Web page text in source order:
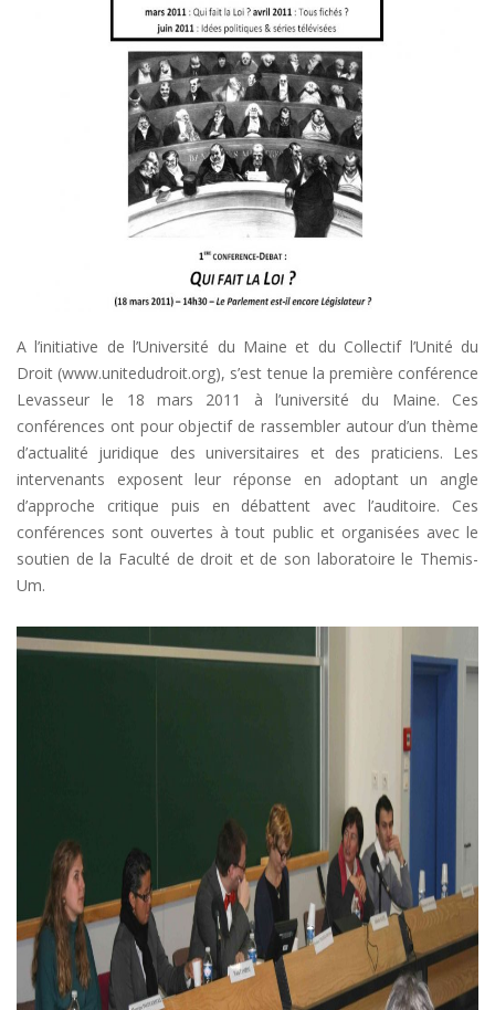
A l’initiative de l’Université du Maine et du Collectif l’Unité du
Droit (www.unitedudroit.org), s’est tenue la première conférence
Levasseur le 18 mars 2011 à l’université du Maine. Ces
conférences ont pour objectif de rassembler autour d’un thème
d’actualité juridique des universitaires et des praticiens. Les
intervenants exposent leur réponse en adoptant un angle
d’approche critique puis en débattent avec l’auditoire. Ces
conférences sont ouvertes à tout public et organisées avec le
soutien de la Faculté de droit et de son laboratoire le Themis-
Um.